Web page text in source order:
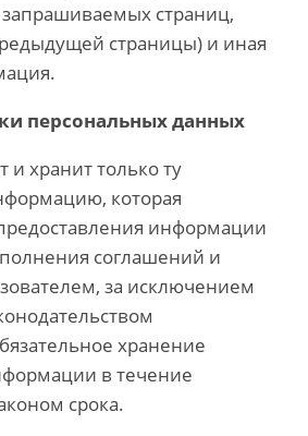
запрашиваемых страниц,
страницы) и иная
персональных данных
и хранит только ту
которая
информации
соглашений и
за исключением
хранение
в течение
срока.